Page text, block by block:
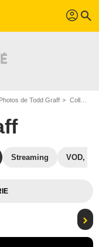
profil search
Photos de Todd Graff College Rock Stars : Photo Vanessa Hudgens, Todd Graff
Streaming VOD,